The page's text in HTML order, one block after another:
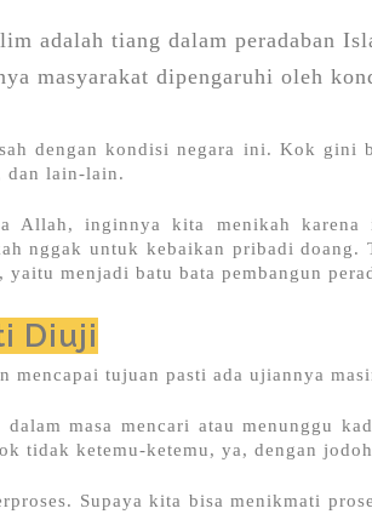
adalah tiang dalam peradaban
masyarakat dipengaruhi oleh
dengan kondisi negara ini. Kok gini
dan lain-lain.
Allah, inginnya kita menikah karena
nggak untuk kebaikan pribadi doang.
menjadi batu bata pembangun
Diuji
mencapai tujuan pasti ada ujiannya
masa mencari atau menunggu
tidak ketemu-ketemu, ya, dengan
Supaya kita bisa menikmati